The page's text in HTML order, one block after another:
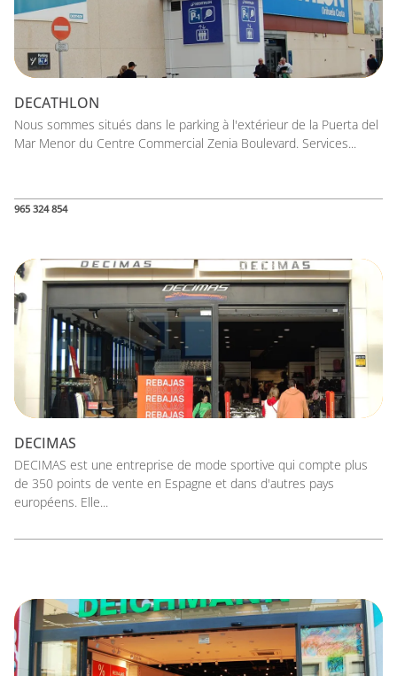
DECATHLON
Nous sommes situés dans le parking à l'extérieur de la Puerta del
Mar Menor du Centre Commercial Zenia Boulevard. Services...
965 324 854
DECIMAS
DECIMAS est une entreprise de mode sportive qui compte plus
de 350 points de vente en Espagne et dans d'autres pays
européens. Elle...